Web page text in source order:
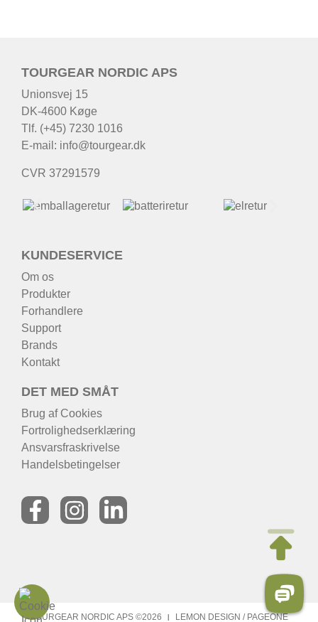
TOURGEAR NORDIC APS
Unionsvej 15
DK-4600 Køge
Tlf. (+45) 7230 1016
E-mail: info@tourgear.dk
CVR 37291579
KUNDESERVICE
Om os
Produkter
Forhandlere
Support
Brands
Kontakt
DET MED SMÅT
Brug af Cookies
Fortrolighedserklæring
Ansvarsfraskrivelse
Handelsbetingelser
TOURGEAR NORDIC APS ©2026 LEMON DESIGN / PAGEONE